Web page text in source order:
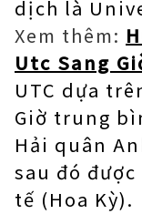
dịch là
Xem thêm:
Utc Sang
UTC dựa
Giờ trung
Hải quân
sau đó
tế (Hoa Kỳ).